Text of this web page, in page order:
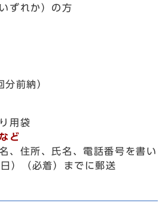
ずれか）の方
前納）
用袋
ど
、住所、氏名、電話番号を書い
）（必着）までに郵送